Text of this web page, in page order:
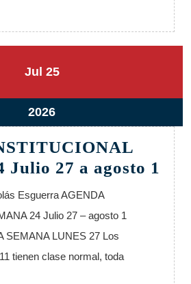
8
Jul 25
2026
2525
202625
julio,
2026
Julio 27 a agosto 1
24
27
Esguerra AGENDA
24 Julio 27 – agosto 1
SEMANA LUNES 27 Los
tienen clase normal, toda